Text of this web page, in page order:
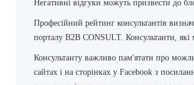
Негативні відгуки можуть призвести до
Професійний рейтинг консультантів
порталу B2B CONSULT. Консультанти,
Консультанту важливо пам'ятати про
сайтах і на сторінках у Facebook з